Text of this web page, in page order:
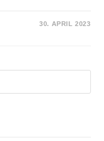
30. APRIL 2023